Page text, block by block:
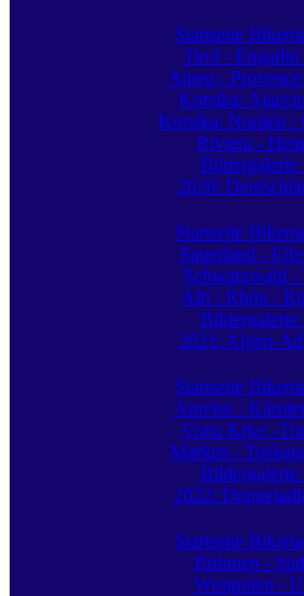
Startseite
Tirol - Engadin
Alpen -
Korsika:
Korsika: Norden -
Riviera -
Bildergalerie
2020:
Startseite
Sauerland -
Schwarzwald -
Alb - Rhön -
Bildergalerie
2021: Alpen-
Startseite
Anreise -
Vrata Krke -
Marken -
Bildergalerie
2022:
Startseite
Böhmen -
Westpolen -